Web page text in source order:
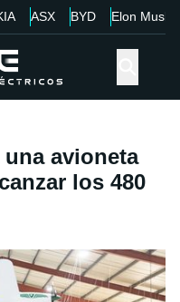
ASX BYD Elon Musk
avioneta
los 480